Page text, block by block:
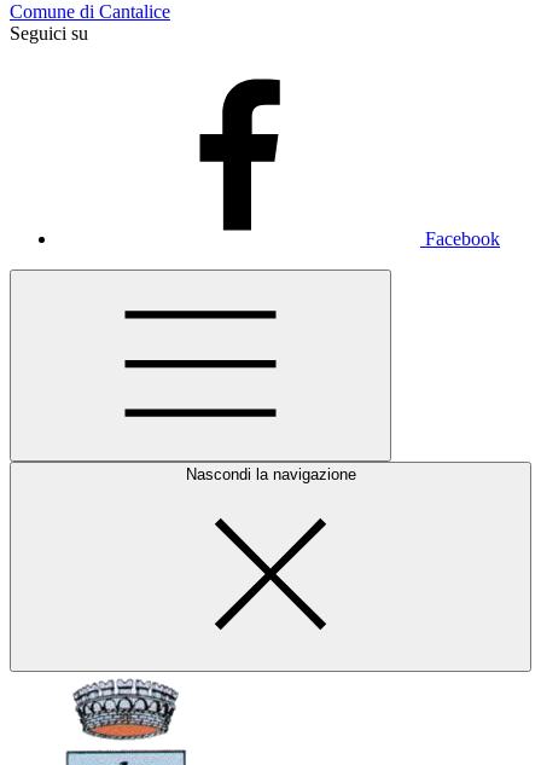
Comune di Cantalice
Seguici su
Facebook
Nascondi la navigazione